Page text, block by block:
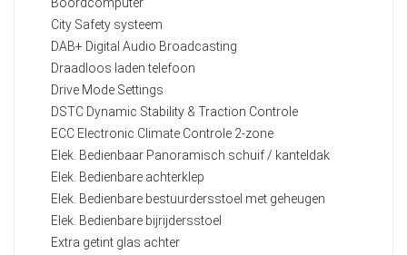
Boordcomputer
City Safety systeem
DAB+ Digital Audio Broadcasting
Draadloos laden telefoon
Drive Mode Settings
DSTC Dynamic Stability & Traction Controle
ECC Electronic Climate Controle 2-zone
Elek. Bedienbaar Panoramisch schuif / kanteldak
Elek. Bedienbare achterklep
Elek. Bedienbare bestuurdersstoel met geheugen
Elek. Bedienbare bijrijdersstoel
Extra getint glas achter